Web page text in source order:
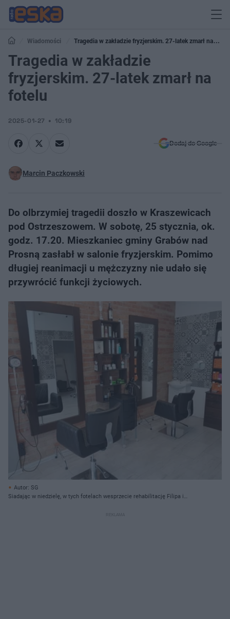
Wiadomości
Tragedia w zakładzie fryzjerskim. 27-latek zmarł na
fotelu
Tragedia w zakładzie
fryzjerskim. 27-latek zmarł na
fotelu
2025-01-27 10:19
Dodaj do Google
Marcin Paczkowski
Do olbrzymiej tragedii doszło w Kraszewicach
pod Ostrzeszowem. W sobotę, 25 stycznia, ok.
godz. 17.20. Mieszkaniec gminy Grabów nad
Prosną zasłabł w salonie fryzjerskim. Pomimo
długiej reanimacji u mężczyzny nie udało się
przywrócić funkcji życiowych.
Autor: SG
Siadając w niedzielę, w tych fotelach wesprzecie rehabilitację Filipa i